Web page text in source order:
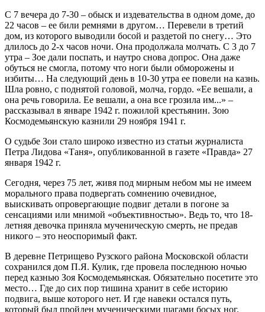
С 7 вечера до 7-30 – обыск и издевательства в одном доме, до
22 часов – ее били ремнями в другом… Перевели в третий
дом, из которого выводили босой и раздетой по снегу… Это
длилось до 2-х часов ночи. Она продолжала молчать. С 3 до 7
утра – Зое дали поспать, и наутро снова допрос. Она даже
обуться не смогла, потому что ноги были обморожены и
избиты… На следующий день в 10-30 утра ее повели на казнь.
Шла ровно, с поднятой головой, молча, гордо. «Ее вешали, а
она речь говорила. Ее вешали, а она все грозила им...» –
рассказывал в январе 1942 г. пожилой крестьянин. Зою
Космодемьянскую казнили 29 ноября 1941 г.
О судьбе Зои стало широко известно из статьи журналиста
Петра Лидова «Таня», опубликованной в газете «Правда» 27
января 1942 г.
Сегодня, через 75 лет, живя под мирным небом мы не имеем
морального права подвергать сомнению очевидное,
выискивать опровергающие подвиг детали в погоне за
сенсациями или мнимой «объективностью». Ведь то, что 18-
летняя девочка приняла мученическую смерть, не предав
никого – это неоспоримый факт.
В деревне Петрищево Рузского района Московской области
сохранился дом П.Я. Кулик, где провела последнюю ночью
перед казнью Зоя Космодемьянская. Обязательно посетите это
место… Где до сих пор тишина хранит в себе историю
подвига, выше которого нет. И где навеки остался путь,
который был пройден мученическими шагами босых ног.